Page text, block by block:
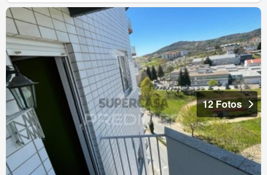
12 Fotos